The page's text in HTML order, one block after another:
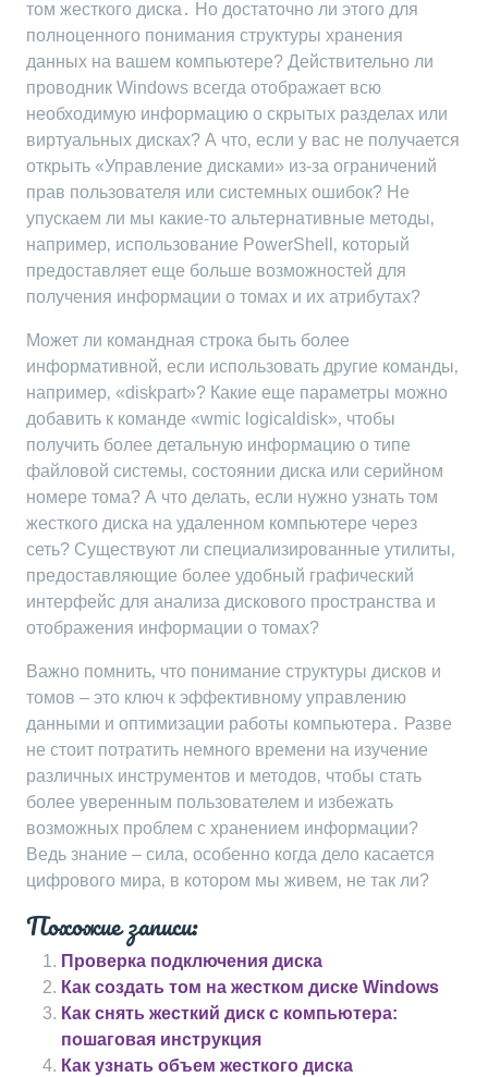
том жесткого диска․ Но достаточно ли этого для
полноценного понимания структуры хранения
данных на вашем компьютере? Действительно ли
проводник Windows всегда отображает всю
необходимую информацию о скрытых разделах или
виртуальных дисках? А что‚ если у вас не получается
открыть «Управление дисками» из-за ограничений
прав пользователя или системных ошибок? Не
упускаем ли мы какие-то альтернативные методы‚
например‚ использование PowerShell‚ который
предоставляет еще больше возможностей для
получения информации о томах и их атрибутах?
Может ли командная строка быть более
информативной‚ если использовать другие команды‚
например‚ «diskpart»? Какие еще параметры можно
добавить к команде «wmic logicaldisk»‚ чтобы
получить более детальную информацию о типе
файловой системы‚ состоянии диска или серийном
номере тома? А что делать‚ если нужно узнать том
жесткого диска на удаленном компьютере через
сеть? Существуют ли специализированные утилиты‚
предоставляющие более удобный графический
интерфейс для анализа дискового пространства и
отображения информации о томах?
Важно помнить‚ что понимание структуры дисков и
томов – это ключ к эффективному управлению
данными и оптимизации работы компьютера․ Разве
не стоит потратить немного времени на изучение
различных инструментов и методов‚ чтобы стать
более уверенным пользователем и избежать
возможных проблем с хранением информации?
Ведь знание – сила‚ особенно когда дело касается
цифрового мира‚ в котором мы живем‚ не так ли?
Похожие записи:
Проверка подключения диска
Как создать том на жестком диске Windows
Как снять жесткий диск с компьютера:
пошаговая инструкция
Как узнать объем жесткого диска